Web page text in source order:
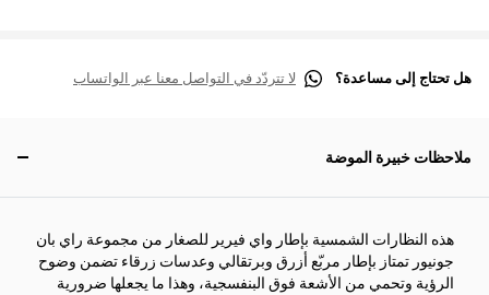
هل تحتاج إلى مساعدة؟ لا تتردّد في التواصل معنا عبر الواتساب
ملاحظات خبيرة الموضة
هذه النظارات الشمسية بإطار واي فيرير للصغار من مجموعة راي بان
جونيور تمتاز بإطار مربّع أزرق وبرتقالي وعدسات زرقاء تضمن وضوح
الرؤية وتحمي من الأشعة فوق البنفسجية، وهذا ما يجعلها ضرورية